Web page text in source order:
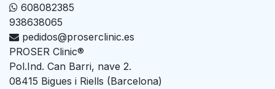
608082385
938638065
pedidos@proserclinic.es
PROSER Clinic®
Pol.Ind. Can Barri, nave 2.
08415 Bigues i Riells (Barcelona)